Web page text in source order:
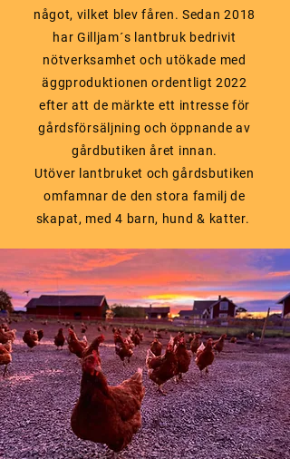
något, vilket blev fåren. Sedan 2018
har Gilljam´s lantbruk bedrivit
nötverksamhet och utökade med
äggproduktionen ordentligt 2022
efter att de märkte ett intresse för
gårdsförsäljning och öppnande av
gårdbutiken året innan.
Utöver lantbruket och gårdsbutiken
omfamnar de den stora familj de
skapat, med 4 barn, hund & katter.